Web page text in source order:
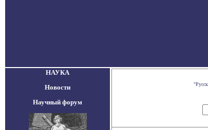
НАУКА
Новости
Научный форум